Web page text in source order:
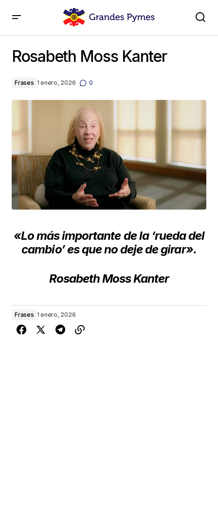
Rosabeth Moss Kanter
Frases 1 enero, 2026 0
«Lo más importante de la ‘rueda del
cambio’es que no deje de girar».
Rosabeth Moss Kanter
Frases 1 enero, 2026